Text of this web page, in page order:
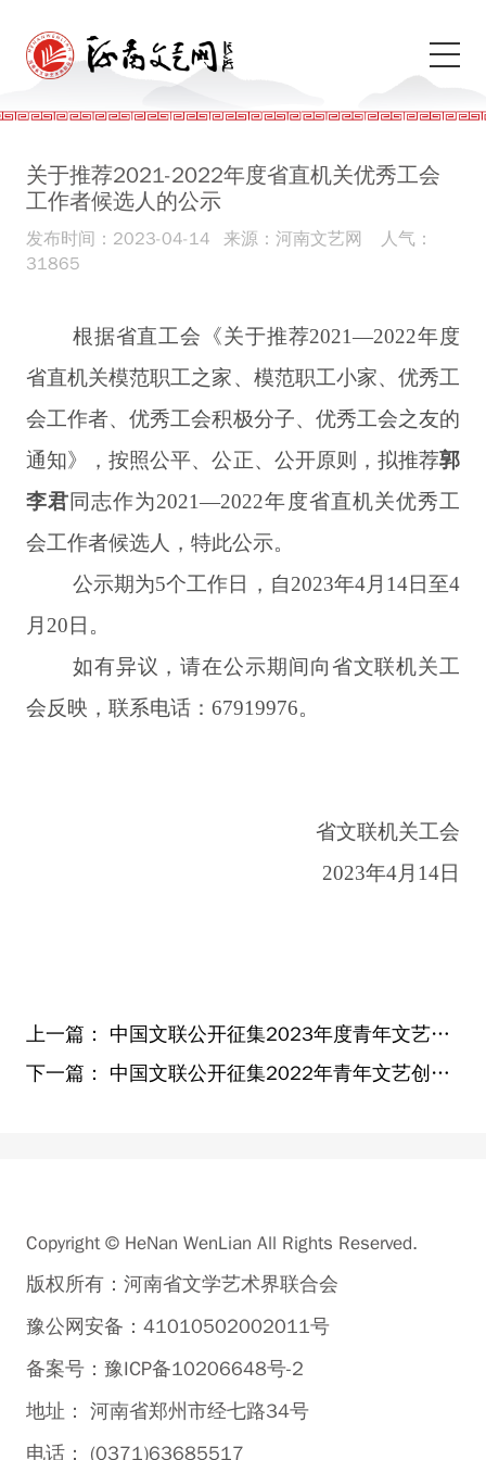
关于推荐2021-2022年度省直机关优秀工会
工作者候选人的公示
发布时间：2023-04-14 来源：河南文艺网
人气：
31865
根据省直工会《关于推荐2021—2022年度
省直机关模范职工之家、模范职工小家、优秀工
会工作者、优秀工会积极分子、优秀工会之友的
通知》，按照公平、公正、公开原则，拟推荐郭
李君同志作为2021—2022年度省直机关优秀工
会工作者候选人，特此公示。
公示期为5个工作日，自2023年4月14日至4
月20日。
如有异议，请在公示期间向省文联机关工
会反映，联系电话： 67919976。
省文联机关工会
2023年4月14日
上一篇：
中国文联公开征集2023年度青年文艺创作扶持计划项目
下一篇：
中国文联公开征集2022年青年文艺创作扶持计划项目
Copyright © HeNan WenLian All Rights Reserved.
版权所有：河南省文学艺术界联合会
豫公网安备：41010502002011号
备案号：豫ICP备10206648号-2
地址： 河南省郑州市经七路34号
电话： (0371)63685517